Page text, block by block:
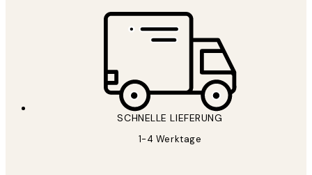
SCHNELLE LIEFERUNG
1-4 Werktage